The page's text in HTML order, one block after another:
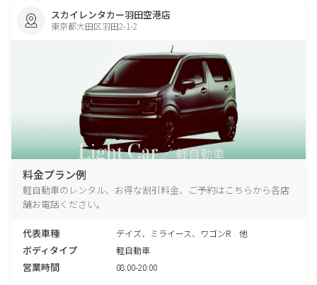
スカイレンタカー羽田空港店
東京都大田区羽田2-1-2
料金プラン例
軽自動車のレンタル、お得な割引料金、ご予約はこちらから各店
舗お電話ください。
代表車種 デイズ、ミライース、ワゴンR 他
ボディタイプ 軽自動車
営業時間 08:00-20:00